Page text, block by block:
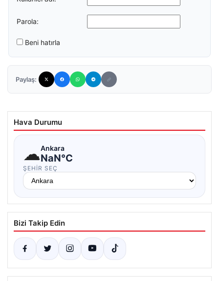
Parola:
Beni hatırla
Paylaş:
Hava Durumu
☁Ankara
NaN°C
ŞEHIR SEÇ
Bizi Takip Edin